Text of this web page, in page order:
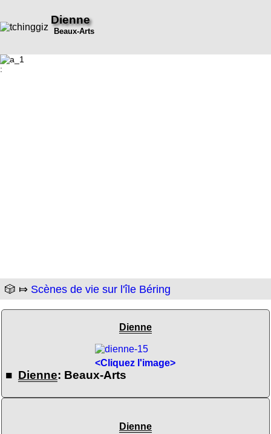
Dienne
Beaux-Arts
:
🎲 ⤇ Scènes de vie sur l'île Béring
Dienne
<Cliquez l'image>
■ Dienne: Beaux-Arts
Dienne